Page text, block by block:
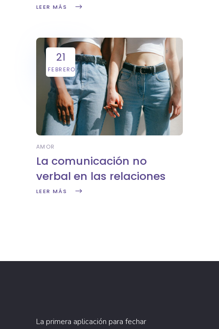
LEER MÁS
21
FEBRERO
AMOR
La comunicación no
verbal en las relaciones
LEER MÁS
La primera aplicación para fechar